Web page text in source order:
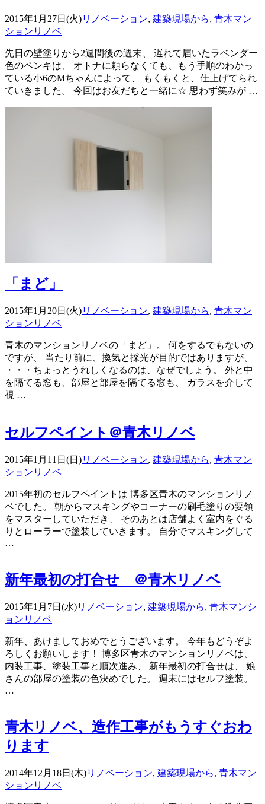
2015年1月27日(火)リノベーション, 建築現場から, 青木マン
ションリノベ
先日の壁塗りから2週間後の週末、 遅れて届いたラベンダー
色のペンキは、 オトナに頼らなくても、もう手順のわかっ
ている小6のMちゃんによって、 もくもくと、仕上げてられ
ていきました。 今回はお友だちと一緒に☆ 思わず笑みが …
「まど」
2015年1月20日(火)リノベーション, 建築現場から, 青木マン
ションリノベ
青木のマンションリノベの「まど」。 何をするでもないの
ですが、 当たり前に、換気と採光が目的ではありますが、
・・・ちょっとうれしくなるのは、なぜでしょう。 外と中
を隔てる窓も、部屋と部屋を隔てる窓も、 ガラスを介して
視 …
セルフペイント＠青木リノベ
2015年1月11日(日)リノベーション, 建築現場から, 青木マン
ションリノベ
2015年初のセルフペイントは 博多区青木のマンションリノ
ベでした。 朝からマスキングやコーナーの刷毛塗りの要領
をマスターしていただき、 そのあとは店舗よく室内をぐる
りとローラーで塗装していきます。 自分でマスキングして
…
新年最初の打合せ ＠青木リノベ
2015年1月7日(水)リノベーション, 建築現場から, 青木マンシ
ョンリノベ
新年、あけましておめでとうございます。 今年もどうぞよ
ろしくお願いします！ 博多区青木のマンションリノベは、
内装工事、塗装工事と順次進み、 新年最初の打合せは、 娘
さんの部屋の塗装の色決めでした。 週末にはセルフ塗装。
…
青木リノベ、造作工事がもうすぐおわ
ります
2014年12月18日(木)リノベーション, 建築現場から, 青木マン
ションリノベ